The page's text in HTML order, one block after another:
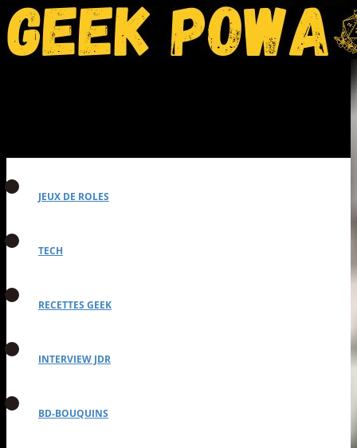
JEUX DE ROLES
TECH
RECETTES GEEK
INTERVIEW JDR
BD-BOUQUINS